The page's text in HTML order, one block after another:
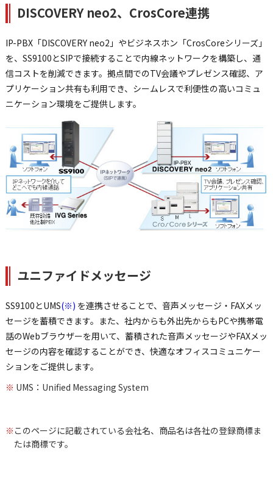
DISCOVERY neo2、CrosCore連携
IP-PBX「DISCOVERY neo2」やビジネスホン「CrosCoreシリーズ」
を、SS9100とSIPで接続することで内線ネットワークを構築し、通
信コストを削減できます。拠点間でのTV会議やプレゼンス確認、ア
プリケーション共有も利用でき、シームレスで利便性の高いコミュ
ニケーション環境をご提供します。
ユニファイドメッセージ
SS9100とUMS(※) を連携させることで、音声メッセージ・FAXメッ
セージを蓄積できます。また、社内からも外出先からもPCや携帯電
話のWebブラウザーを用いて、蓄積された音声メッセージやFAXメッ
セージの内容を確認することができ、快適なオフィスコミュニケー
ションをご提供します。
※ UMS：Unified Messaging System
※ このページに記載されている会社名、商品名は各社の登録商標ま
たは商標です。